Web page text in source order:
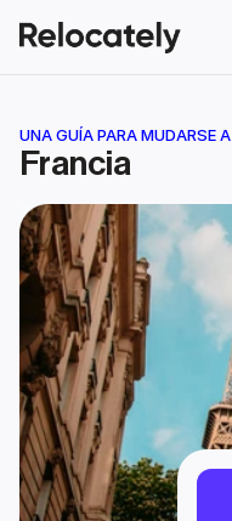
UNA GUÍA PARA MUDARSE A
Francia